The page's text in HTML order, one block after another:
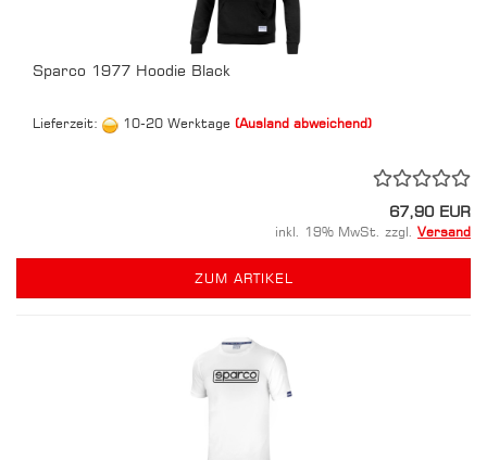
Sparco 1977 Hoodie Black
Lieferzeit: 10-20 Werktage (Ausland abweichend)
67,90 EUR
inkl. 19% MwSt. zzgl. Versand
ZUM ARTIKEL